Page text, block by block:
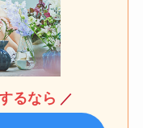
るなら ／